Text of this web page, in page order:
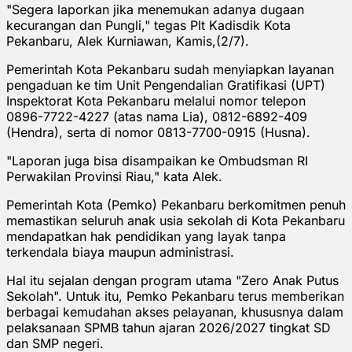
"Segera laporkan jika menemukan adanya dugaan
kecurangan dan Pungli," tegas Plt Kadisdik Kota
Pekanbaru, Alek Kurniawan, Kamis,(2/7).
Pemerintah Kota Pekanbaru sudah menyiapkan layanan
pengaduan ke tim Unit Pengendalian Gratifikasi (UPT)
Inspektorat Kota Pekanbaru melalui nomor telepon
0896-7722-4227 (atas nama Lia), 0812-6892-409
(Hendra), serta di nomor 0813-7700-0915 (Husna).
"Laporan juga bisa disampaikan ke Ombudsman RI
Perwakilan Provinsi Riau," kata Alek.
Pemerintah Kota (Pemko) Pekanbaru berkomitmen penuh
memastikan seluruh anak usia sekolah di Kota Pekanbaru
mendapatkan hak pendidikan yang layak tanpa
terkendala biaya maupun administrasi.
Hal itu sejalan dengan program utama "Zero Anak Putus
Sekolah". Untuk itu, Pemko Pekanbaru terus memberikan
berbagai kemudahan akses pelayanan, khususnya dalam
pelaksanaan SPMB tahun ajaran 2026/2027 tingkat SD
dan SMP negeri.